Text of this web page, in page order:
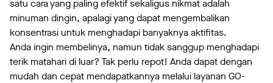
satu cara yang paling efektif sekaligus nikmat adalah
minuman dingin, apalagi yang dapat mengembalikan
konsentrasi untuk menghadapi banyaknya aktifitas.
Anda ingin membelinya, namun tidak sanggup menghadapi
terik matahari di luar? Tak perlu repot! Anda dapat dengan
mudah dan cepat mendapatkannya melalui layanan GO-